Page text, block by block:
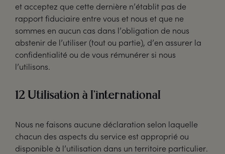
et acceptez que cette dernière n’établit pas de
rapport fiduciaire entre vous et nous et que ne
sommes en aucun cas dans l’obligation de nous
abstenir de l’utiliser (tout ou partie), d’en assurer la
confidentialité ou de vous rémunérer si nous
l’utilisons.
12 Utilisation à l’international
Nous ne faisons aucune déclaration selon laquelle
chacun des aspects du service est approprié ou
disponible à l’utilisation dans un territoire particulier.